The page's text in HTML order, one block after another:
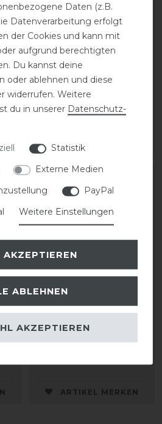
20,00 € *
ARTIKEL MERKEN
DeNiro Sporenriemen
ARTIKEL MERKEN
Daten (z.B.
Datenverarbeitung erfolgt
der Cookies und kann mit
aufgrund berechtigten
Du kannst deine
oder ablehnen und diese
widerrufen. Weitere
du in unserer Daten­schutz­
Statistik
Externe Medien
PayPal
Weitere Einstellungen
AKZEPTIEREN
ABLEHNEN
AKZEPTIEREN